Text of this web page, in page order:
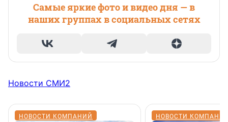
Самые яркие фото и видео дня — в
наших группах в социальных сетях
Новости СМИ2
НОВОСТИ КОМПАНИЙ НОВОСТИ